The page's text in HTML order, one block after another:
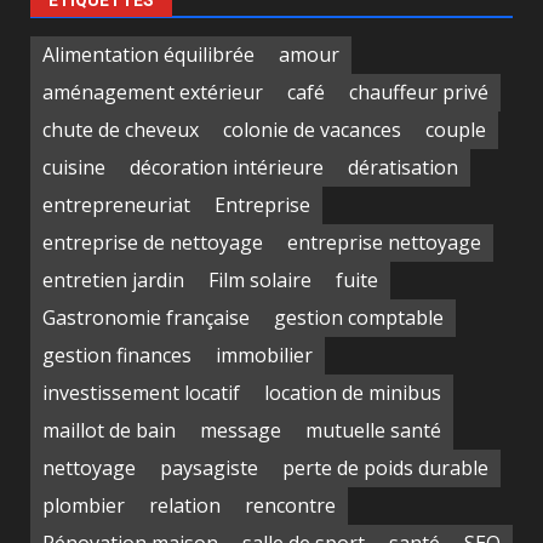
Alimentation équilibrée
amour
aménagement extérieur
café
chauffeur privé
chute de cheveux
colonie de vacances
couple
cuisine
décoration intérieure
dératisation
entrepreneuriat
Entreprise
entreprise de nettoyage
entreprise nettoyage
entretien jardin
Film solaire
fuite
Gastronomie française
gestion comptable
gestion finances
immobilier
investissement locatif
location de minibus
maillot de bain
message
mutuelle santé
nettoyage
paysagiste
perte de poids durable
plombier
relation
rencontre